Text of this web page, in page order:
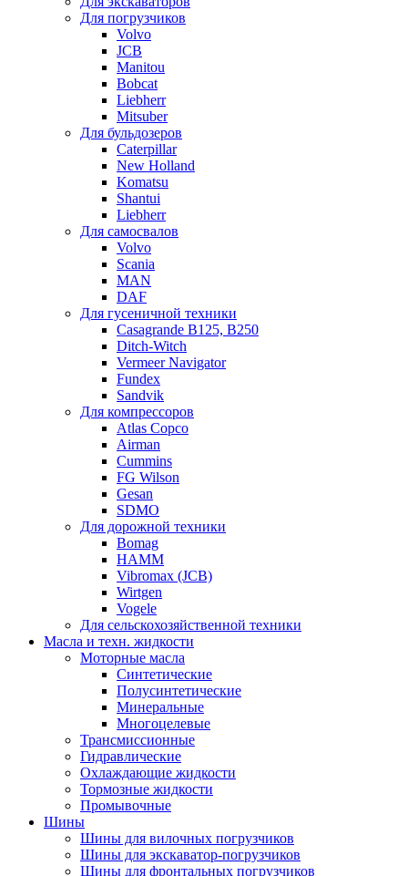
Для погрузчиков
Volvo
JCB
Manitou
Bobcat
Liebherr
Mitsuber
Для бульдозеров
Caterpillar
New Holland
Komatsu
Shantui
Liebherr
Для самосвалов
Volvo
Scania
MAN
DAF
Для гусеничной техники
Casagrande B125, B250
Ditch-Witch
Vermeer Navigator
Fundex
Sandvik
Для компрессоров
Atlas Copco
Airman
Cummins
FG Wilson
Gesan
SDMO
Для дорожной техники
Bomag
HAMM
Vibromax (JCB)
Wirtgen
Vogele
Для сельскохозяйственной техники
Масла и техн. жидкости
Моторные масла
Синтетические
Полусинтетические
Минеральные
Многоцелевые
Трансмиссионные
Гидравлические
Охлаждающие жидкости
Тормозные жидкости
Промывочные
Шины
Шины для вилочных погрузчиков
Шины для экскаватор-погрузчиков
Шины для фронтальных погрузчиков